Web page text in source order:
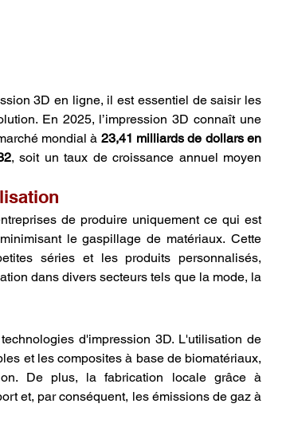
3D en ligne, il est essentiel de saisir les
En 2025, l’impression 3D connaît une
mondial à 23,41 milliards de dollars en
, soit un taux de croissance annuel moyen
de produire uniquement ce qui est
le gaspillage de matériaux. Cette
séries et les produits personnalisés,
dans divers secteurs tels que la mode, la
d'impression 3D. L'utilisation de
et les composites à base de biomatériaux,
De plus, la fabrication locale grâce à
et, par conséquent, les émissions de gaz à